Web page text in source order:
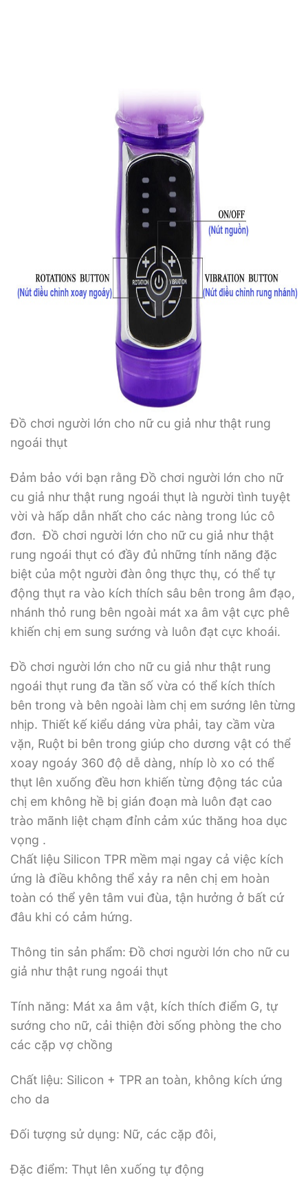
Đồ chơi người lớn cho nữ cu giả như thật rung
ngoái thụt
Đảm bảo với bạn rằng Đồ chơi người lớn cho nữ
cu giả như thật rung ngoái thụt là người tình tuyệt
vời và hấp dẫn nhất cho các nàng trong lúc cô
đơn. Đồ chơi người lớn cho nữ cu giả như thật
rung ngoái thụt có đầy đủ những tính năng đặc
biệt của một người đàn ông thực thụ, có thể tự
động thụt ra vào kích thích sâu bên trong âm đạo,
nhánh thỏ rung bên ngoài mát xa âm vật cực phê
khiến chị em sung sướng và luôn đạt cực khoái.
Đồ chơi người lớn cho nữ cu giả như thật rung
ngoái thụt rung đa tần số vừa có thể kích thích
bên trong và bên ngoài làm chị em sướng lên từng
nhịp. Thiết kế kiểu dáng vừa phải, tay cầm vừa
vặn, Ruột bi bên trong giúp cho dương vật có thể
xoay ngoáy 360 độ dễ dàng, nhíp lò xo có thể
thụt lên xuống đều hơn khiến từng động tác của
chị em không hề bị gián đoạn mà luôn đạt cao
trào mãnh liệt chạm đỉnh cảm xúc thăng hoa dục
vọng .
Chất liệu Silicon TPR mềm mại ngay cả việc kích
ứng là điều không thể xảy ra nên chị em hoàn
toàn có thể yên tâm vui đùa, tận hưởng ở bất cứ
đâu khi có cảm hứng.
Thông tin sản phẩm: Đồ chơi người lớn cho nữ cu
giả như thật rung ngoái thụt
Tính năng: Mát xa âm vật, kích thích điểm G, tự
sướng cho nữ, cải thiện đời sống phòng the cho
các cặp vợ chồng
Chất liệu: Silicon + TPR an toàn, không kích ứng
cho da
Đối tượng sử dụng: Nữ, các cặp đôi,
Đặc điểm: Thụt lên xuống tự động